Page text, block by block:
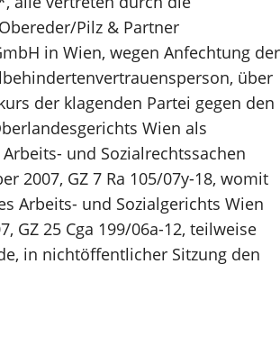
Pilz & Partner
in Wien, wegen Anfechtung der
über
der klagenden Partei gegen den
Wien als
und Sozialrechtssachen
2007, GZ 7 Ra 105/07y-18, womit
Arbeits- und Sozialgerichts Wien
GZ 25 Cga 199/06a-12, teilweise
in nichtöffentlicher Sitzung den